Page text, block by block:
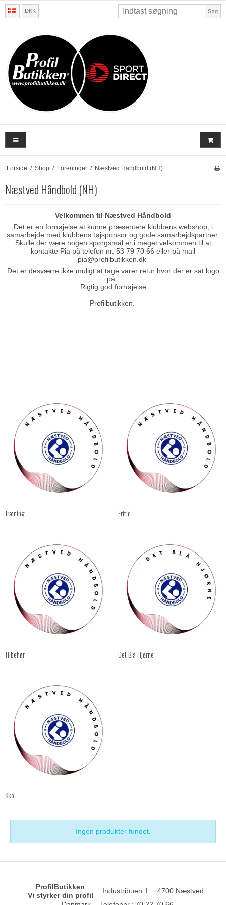
DKK Søg
Forside / Shop / Foreninger / Næstved Håndbold (NH)
Næstved Håndbold (NH)
Velkommen til Næstved Håndbold
Det er en fornøjelse at kunne præsentere klubbens webshop, i
samarbejde med klubbens tøjsponsor og gode samarbejdspartner.
Skulle der være nogen spørgsmål er i meget velkommen til at
kontakte Pia på telefon nr. 53 79 70 66 eller på mail
pia@profilbutikken.dk
Det er desværre ikke muligt at tage varer retur hvor der er sat logo
på.
Rigtig god fornøjelse
Profilbutikken.
Træning Fritid
Tilbehør Det Blå Hjørne
Sko
Ingen produkter fundet.
ProfilButikken
Vi styrker din profil
Industribuen 1
4700 Næstved